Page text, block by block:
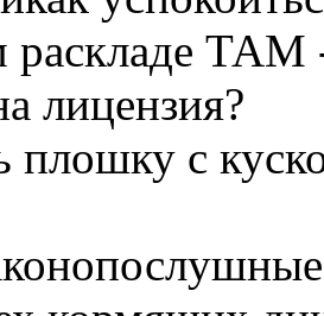
раскладе ТАМ
лицензия?
плошку с